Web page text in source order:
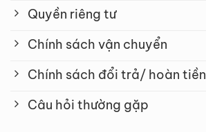
Quyền riêng tư
Chính sách vận chuyển
Chính sách đổi trả/ hoàn tiền
Câu hỏi thường gặp